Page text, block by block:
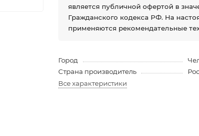
является публичной офертой в
Гражданского кодекса РФ. На
применяются рекомендательные
Город
Страна производитель
Все характеристики